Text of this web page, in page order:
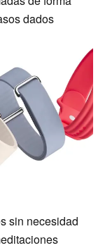
dados
sin necesidad